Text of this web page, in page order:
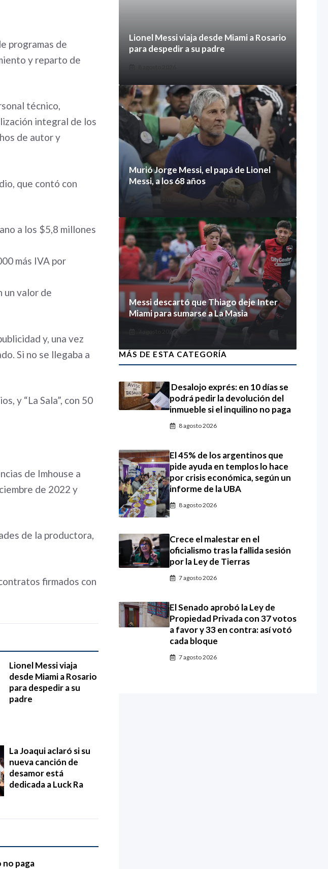
programas de
y reparto de
técnico,
integral de los
de autor y
que contó con
a los $5,8 millones
más IVA por
un valor de
y, una vez
Si no se llegaba a
y “La Sala”, con 50
de Imhouse a
de 2022 y
de la productora,
firmados con
Lionel Messi viaja
desde Miami a Rosario
para despedir a su
padre
La Joaqui aclaró si su
nueva canción de
desamor está
dedicada a Luck Ra
no paga
Lionel Messi viaja desde Miami a Rosario
para despedir a su padre
Murió Jorge Messi, el papá de Lionel
Messi, a los 68 años
Messi descartó que Thiago deje Inter
Miami para sumarse a La Masia
7 agosto 2026
MÁS DE ESTA CATEGORÍA
Desalojo exprés: en 10 días se
podrá pedir la devolución del
inmueble si el inquilino no paga
8 agosto 2026
El 45% de los argentinos que
pide ayuda en templos lo hace
por crisis económica, según un
informe de la UBA
8 agosto 2026
Crece el malestar en el
oficialismo tras la fallida sesión
por la Ley de Tierras
7 agosto 2026
El Senado aprobó la Ley de
Propiedad Privada con 37 votos
a favor y 33 en contra: así votó
cada bloque
7 agosto 2026